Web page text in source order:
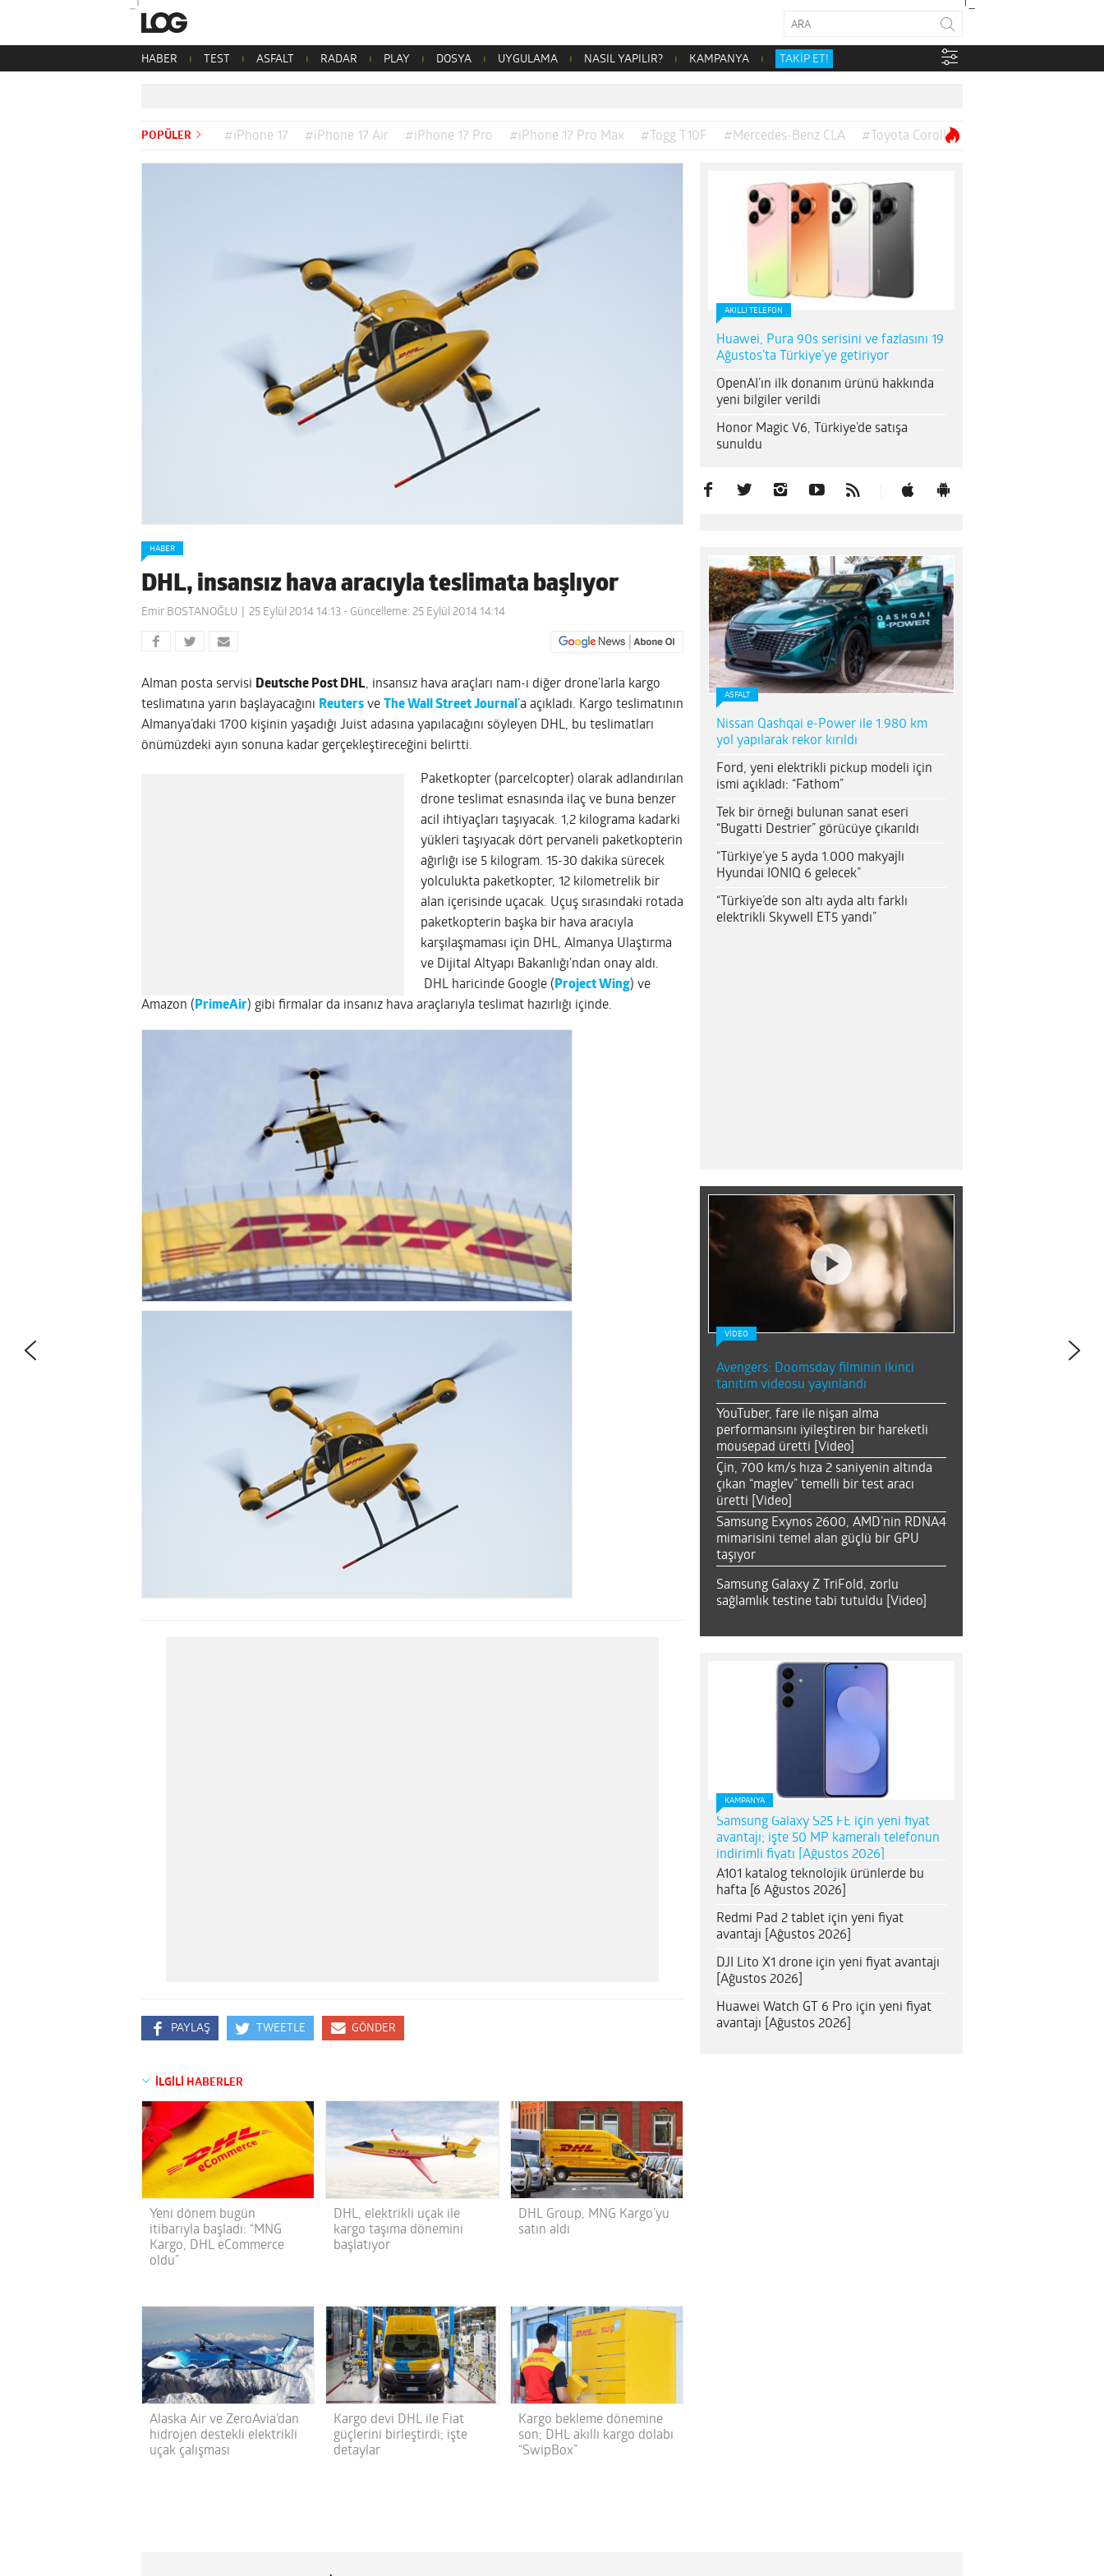
HABER TEST ASFALT RADAR PLAY DOSYA UYGULAMA NASIL YAPILIR? KAMPANYA TAKİP ET!
POPÜLER #iPhone 17 #iPhone 17 Air #iPhone 17 Pro #iPhone 17 Pro Max #Togg T10F #Mercedes-Benz CLA #Toyota Corolla
HABER
DHL, insansız hava aracıyla teslimata başlıyor
Emir BOSTANOĞLU 25 Eylül 2014 14:13 - Güncelleme: 25 Eylül 2014 14:14
Alman posta servisi Deutsche Post DHL, insansız hava araçları nam-ı diğer drone’larla kargo
teslimatına yarın başlayacağını Reuters ve The Wall Street Journal’a açıkladı. Kargo teslimatının
Almanya’daki 1700 kişinin yaşadığı Juist adasına yapılacağını söyleyen DHL, bu teslimatları
önümüzdeki ayın sonuna kadar gerçekleştireceğini belirtti.
Paketkopter (parcelcopter) olarak adlandırılan
drone teslimat esnasında ilaç ve buna benzer
acil ihtiyaçları taşıyacak. 1,2 kilograma kadarki
yükleri taşıyacak dört pervaneli paketkopterin
ağırlığı ise 5 kilogram. 15-30 dakika sürecek
yolculukta paketkopter, 12 kilometrelik bir
alan içerisinde uçacak. Uçuş sırasındaki rotada
paketkopterin başka bir hava aracıyla
karşılaşmaması için DHL, Almanya Ulaştırma
ve Dijital Altyapı Bakanlığı’ndan onay aldı.
DHL haricinde Google (Project Wing) ve
Amazon (PrimeAir) gibi firmalar da insanız hava araçlarıyla teslimat hazırlığı içinde.
PAYLAŞ TWEETLE GÖNDER
İLGİLİ HABERLER
Yeni dönem bugün
itibarıyla başladı: “MNG
Kargo, DHL eCommerce
oldu”
DHL, elektrikli uçak ile
kargo taşıma dönemini
başlatıyor
DHL Group, MNG Kargo’yu
satın aldı
Alaska Air ve ZeroAvia’dan
hidrojen destekli elektrikli
uçak çalışması
Kargo devi DHL ile Fiat
güçlerini birleştirdi; işte
detaylar
Kargo bekleme dönemine
son; DHL akıllı kargo dolabı
“SwipBox”
AKILLI TELEFON
Huawei, Pura 90s serisini ve fazlasını 19
Ağustos’ta Türkiye’ye getiriyor
OpenAI’ın ilk donanım ürünü hakkında
yeni bilgiler verildi
Honor Magic V6, Türkiye’de satışa
sunuldu
ASFALT
Nissan Qashqai e-Power ile 1.980 km
yol yapılarak rekor kırıldı
Ford, yeni elektrikli pickup modeli için
ismi açıkladı: “Fathom”
Tek bir örneği bulunan sanat eseri
“Bugatti Destrier” görücüye çıkarıldı
“Türkiye’ye 5 ayda 1.000 makyajlı
Hyundai IONIQ 6 gelecek”
“Türkiye’de son altı ayda altı farklı
elektrikli Skywell ET5 yandı”
VİDEO
Avengers: Doomsday filminin ikinci
tanıtım videosu yayınlandı
YouTuber, fare ile nişan alma
performansını iyileştiren bir hareketli
mousepad üretti [Video]
Çin, 700 km/s hıza 2 saniyenin altında
çıkan “maglev” temelli bir test aracı
üretti [Video]
Samsung Exynos 2600, AMD’nin RDNA4
mimarisini temel alan güçlü bir GPU
taşıyor
Samsung Galaxy Z TriFold, zorlu
sağlamlık testine tabi tutuldu [Video]
KAMPANYA
Samsung Galaxy S25 FE için yeni fiyat
avantajı; işte 50 MP kameralı telefonun
indirimli fiyatı [Ağustos 2026]
A101 katalog teknolojik ürünlerde bu
hafta [6 Ağustos 2026]
Redmi Pad 2 tablet için yeni fiyat
avantajı [Ağustos 2026]
DJI Lito X1 drone için yeni fiyat avantajı
[Ağustos 2026]
Huawei Watch GT 6 Pro için yeni fiyat
avantajı [Ağustos 2026]